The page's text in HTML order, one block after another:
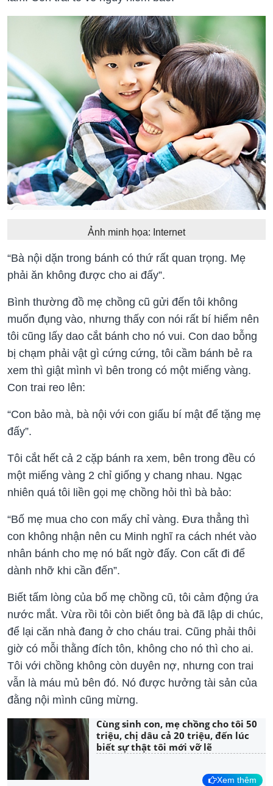
Ảnh minh họa: Internet
“Bà nội dặn trong bánh có thứ rất quan trọng. Mẹ
phải ăn không được cho ai đấy”.
Bình thường đồ mẹ chồng cũ gửi đến tôi không
muốn đụng vào, nhưng thấy con nói rất bí hiểm nên
tôi cũng lấy dao cắt bánh cho nó vui. Con dao bỗng
bị chạm phải vật gì cứng cứng, tôi cầm bánh bẻ ra
xem thì giật mình vì bên trong có một miếng vàng.
Con trai reo lên:
“Con bảo mà, bà nội với con giấu bí mật để tặng mẹ
đấy”.
Tôi cắt hết cả 2 cặp bánh ra xem, bên trong đều có
một miếng vàng 2 chỉ giống y chang nhau. Ngạc
nhiên quá tôi liền gọi mẹ chồng hỏi thì bà bảo:
“Bố mẹ mua cho con mấy chỉ vàng. Đưa thẳng thì
con không nhận nên cu Minh nghĩ ra cách nhét vào
nhân bánh cho mẹ nó bất ngờ đấy. Con cất đi để
dành nhỡ khi cần đến”.
Biết tấm lòng của bố mẹ chồng cũ, tôi cảm động ứa
nước mắt. Vừa rồi tôi còn biết ông bà đã lập di chúc,
để lại căn nhà đang ở cho cháu trai. Cũng phải thôi
giờ có mỗi thằng đích tôn, không cho nó thì cho ai.
Tôi với chồng không còn duyên nợ, nhưng con trai
vẫn là máu mủ bên đó. Nó được hưởng tài sản của
đằng nội mình cũng mừng.
Cùng sinh con, mẹ chồng cho tôi 50
triệu, chị dâu cả 20 triệu, đến lúc
biết sự thật tôi mới vỡ lẽ
Xem thêm